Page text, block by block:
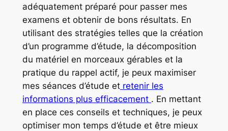
adéquatement préparé pour passer mes
examens et obtenir de bons résultats. En
utilisant des stratégies telles que la création
d’un programme d’étude, la décomposition
du matériel en morceaux gérables et la
pratique du rappel actif, je peux maximiser
mes séances d’étude etretenir les
informations plus efficacement . En mettant
en place ces conseils et techniques, je peux
optimiser mon temps d’étude et être mieux